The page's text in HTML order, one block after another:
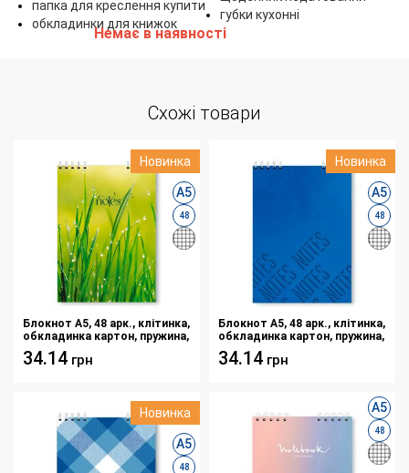
Немає в наявності
папка для креслення купити
обкладинки для книжок
губки кухонні
Схожі товари
Новинка
А5
48
Блокнот A5, 48 арк., клітинка,
обкладинка картон, пружина,
Серія "Трава"
34.14 грн
Новинка
А5
48
Блокнот A5, 48 арк., клітинка,
обкладинка картон, пружина,
Серія "Синій фон"
34.14 грн
Новинка
А5
48
А5
48